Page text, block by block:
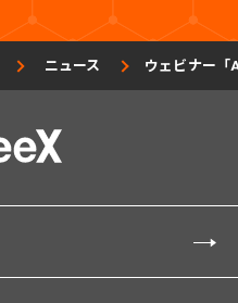
ニュース ウェビナー「